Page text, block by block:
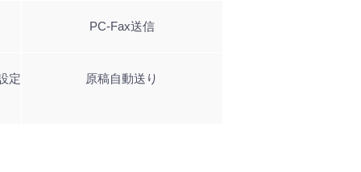
PC-Fax送信
定 原稿自動送り